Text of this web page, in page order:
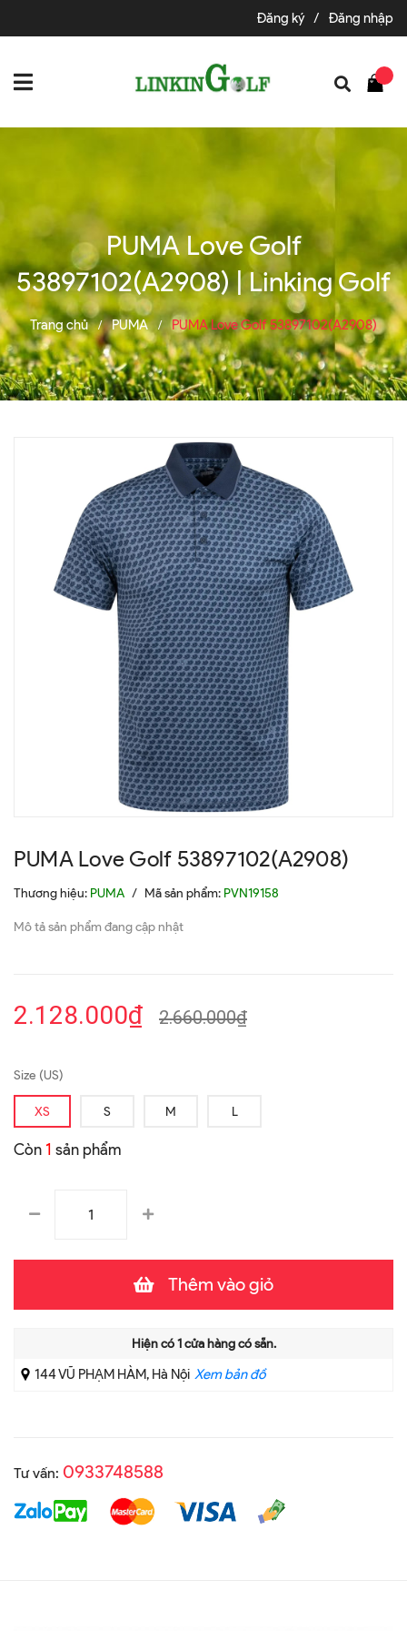
Đăng ký / Đăng nhập
PUMA Love Golf
53897102(A2908) | Linking Golf
Trang chủ / PUMA / PUMA Love Golf 53897102(A2908)
PUMA Love Golf 53897102(A2908)
Thương hiệu: PUMA / Mã sản phẩm: PVN19158
Mô tả sản phẩm đang cập nhật
2.128.000₫ 2.660.000₫
Size (US)
XS S M L
Còn 1 sản phẩm
Thêm vào giỏ
Hiện có1cửa hàng có sẵn.
144 VŨ PHẠM HÀM, Hà Nội Xem bản đồ
Tư vấn: 0933748588